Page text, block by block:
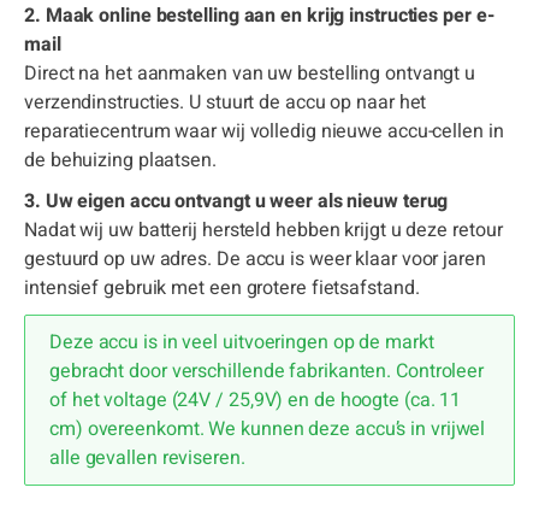
2. Maak online bestelling aan en krijg instructies per e-
mail
Direct na het aanmaken van uw bestelling ontvangt u
verzendinstructies. U stuurt de accu op naar het
reparatiecentrum waar wij volledig nieuwe accu-cellen in
de behuizing plaatsen.
3. Uw eigen accu ontvangt u weer als nieuw terug
Nadat wij uw batterij hersteld hebben krijgt u deze retour
gestuurd op uw adres. De accu is weer klaar voor jaren
intensief gebruik met een grotere fietsafstand.
Deze accu is in veel uitvoeringen op de markt
gebracht door verschillende fabrikanten. Controleer
of het voltage (24V / 25,9V) en de hoogte (ca. 11
cm) overeenkomt. We kunnen deze accu’s in vrijwel
alle gevallen reviseren.